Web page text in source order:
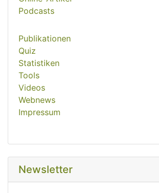
Podcasts
Publikationen
Quiz
Statistiken
Tools
Videos
Webnews
Impressum
Newsletter